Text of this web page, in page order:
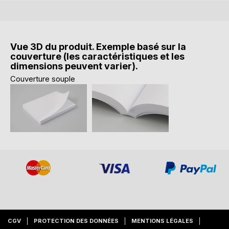
Vue 3D du produit. Exemple basé sur la
couverture (les caractéristiques et les
dimensions peuvent varier).
Couverture souple
CGV PROTECTION DES DONNÉES MENTIONS LÉGALES